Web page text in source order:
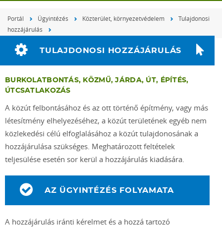
Portál Ügyintézés Közterület, környezetvédelem
Tulajdonosi
hozzájárulás
TULAJDONOSI HOZZÁJÁRULÁS
BURKOLATBONTÁS, KÖZMŰ, JÁRDA, ÚT, ÉPÍTÉS,
ÚTCSATLAKOZÁS
A közút felbontásához és az ott történő építmény, vagy más
létesítmény elhelyezéséhez, a közút területének egyéb nem
közlekedési célú elfoglalásához a közút tulajdonosának a
hozzájárulása szükséges. Meghatározott feltételek
teljesülése esetén sor kerül a hozzájárulás kiadására.
AZ ÜGYINTÉZÉS FOLYAMATA
A hozzájárulás iránti kérelmet és a hozzá tartozó